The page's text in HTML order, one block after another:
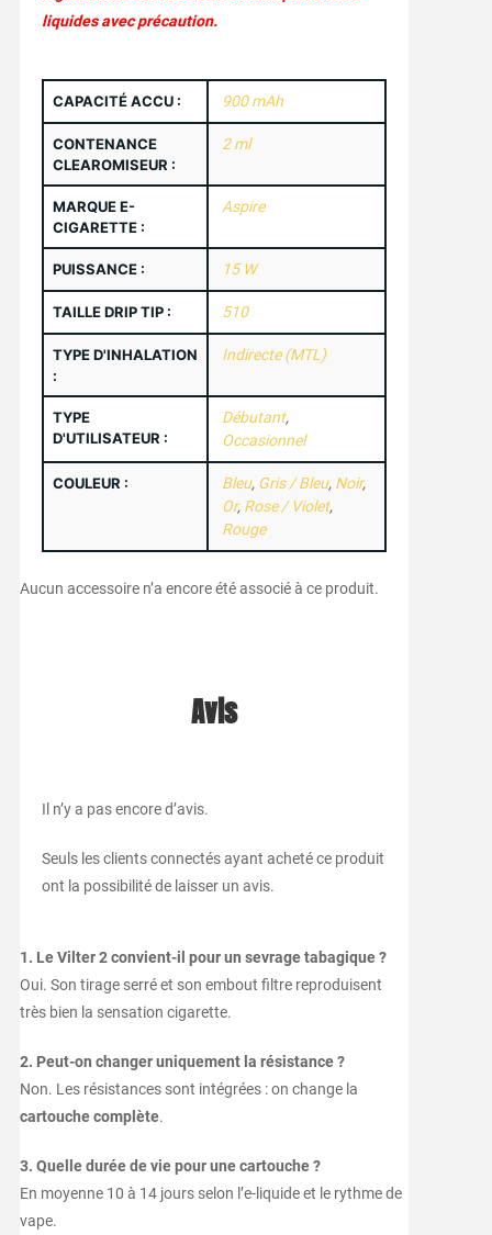
liquides avec précaution.
CAPACITÉ ACCU : 900 mAh
CONTENANCE
CLEAROMISEUR :
2 ml
MARQUE E-
CIGARETTE :
Aspire
PUISSANCE : 15 W
TAILLE DRIP TIP : 510
TYPE D'INHALATION
:
Indirecte (MTL)
TYPE
D'UTILISATEUR :
Débutant,
Occasionnel
COULEUR : Bleu, Gris / Bleu, Noir,
Or, Rose / Violet,
Rouge
Aucun accessoire n’a encore été associé à ce produit.
Avis
Il n’y a pas encore d’avis.
Seuls les clients connectés ayant acheté ce produit
ont la possibilité de laisser un avis.
1. Le Vilter 2 convient-il pour un sevrage tabagique ?
Oui. Son tirage serré et son embout filtre reproduisent
très bien la sensation cigarette.
2. Peut-on changer uniquement la résistance ?
Non. Les résistances sont intégrées : on change la
cartouche complète.
3. Quelle durée de vie pour une cartouche ?
En moyenne 10 à 14 jours selon l’e-liquide et le rythme de
vape.